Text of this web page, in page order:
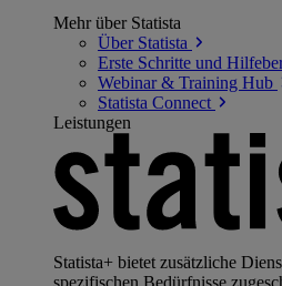
Mehr über Statista
Über Statista
Erste Schritte und
Webinar & Training Hub
Statista Connect
Leistungen
Statista+ bietet zusätzliche
spezifischen Bedürfnisse